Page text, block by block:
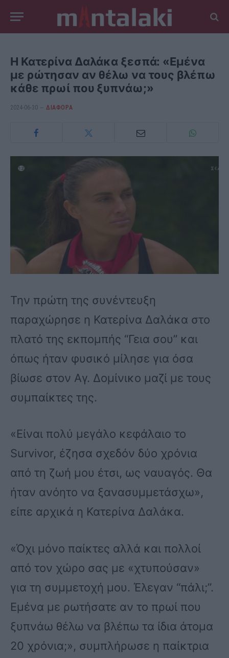
Η Κατερίνα Δαλάκα ξεσπά: «Εμένα
με ρώτησαν αν θέλω να τους βλέπω
κάθε πρωί που ξυπνάω;»
2024-06-30 ΔΙΆΦΟΡΑ
Την πρώτη της συνέντευξη
παραχώρησε η Κατερίνα Δαλάκα στο
πλατό της εκπομπής “Γεια σου” και
όπως ήταν φυσικό μίλησε για όσα
βίωσε στον Αγ. Δομίνικο μαζί με τους
συμπαίκτες της.
«Είναι πολύ μεγάλο κεφάλαιο το
Survivor, έζησα σχεδόν δύο χρόνια
από τη ζωή μου έτσι, ως ναυαγός. Θα
ήταν ανόητο να ξανασυμμετάσχω»,
είπε αρχικά η Κατερίνα Δαλάκα.
«Όχι μόνο παίκτες αλλά και πολλοί
από τον χώρο σας με «χτυπούσαν»
για τη συμμετοχή μου. Έλεγαν “πάλι;”.
Εμένα με ρωτήσατε αν το πρωί που
ξυπνάω θέλω να βλέπω τα ίδια άτομα
20 χρόνια;», συμπλήρωσε η παίκτρια